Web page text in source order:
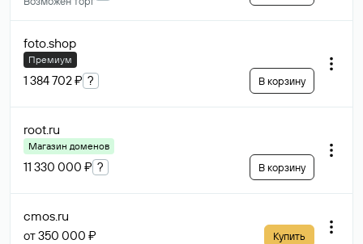
foto.shop
Премиум
1 384 702 ₽ ? В корзину
root.ru
Магазин доменов
11 330 000 ₽ ? В корзину
cmos.ru
от 350 000 ₽ Купить